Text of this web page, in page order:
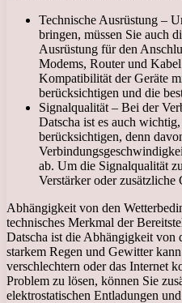
Technische Ausrüstung –
bringen, müssen Sie auch
Ausrüstung für den
Modems, Router und
Kompatibilität der Geräte
berücksichtigen und die
Signalqualität – Bei der
Datscha ist es auch
berücksichtigen, denn
ab. Um die Signalqualität
Verstärker oder zusätzliche
Abhängigkeit von den
technisches Merkmal der
Datscha ist die Abhängigkeit von
starkem Regen und Gewitter
verschlechtern oder das Internet
Problem zu lösen, können Sie
elektrostatischen Entladungen